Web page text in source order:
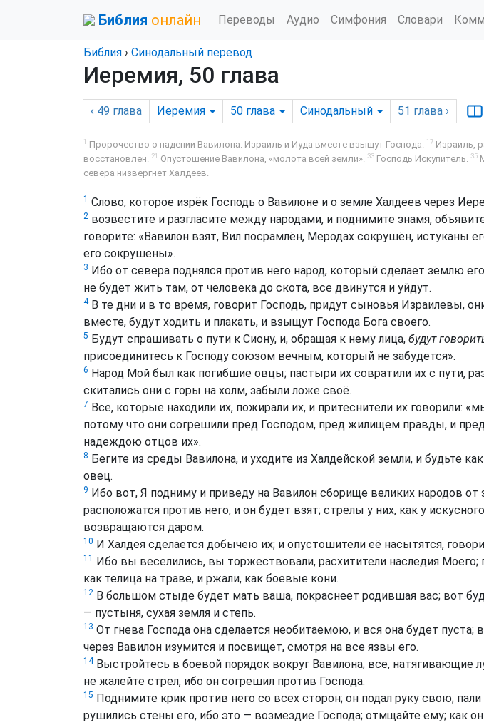
Библия онлайн Переводы Аудио Симфония Словари
Библия › Синодальный перевод
Иеремия, 50 глава
‹ 49 глава Иеремия 50 глава Синодальный 51 глава ›
1 Пророчество о падении Вавилона. Израиль и Иуда вместе взыщут Господа. 17 Израиль,
восстановлен. 21 Опустошение Вавилона, «молота всей земли». 33 Господь Искупитель. 35
севера низвергнет Халдеев.
1 Слово, которое изрёк Господь о Вавилоне и о земле Халдеев через
2 возвестите и разгласите между народами, и поднимите знамя,
говорите: «Вавилон взят, Вил посрамлён, Меродах сокрушён, истуканы
его сокрушены».
3 Ибо от севера поднялся против него народ, который сделает землю
не будет жить там, от человека до скота, все двинутся и уйдут.
4В те дни и в то время, говорит Господь, придут сыновья Израилевы,
вместе, будут ходить и плакать, и взыщут Господа Бога своего.
5 Будут спрашивать о пути к Сиону, и, обращая к нему лица, будут
присоединитесь к Господу союзом вечным, который не забудется».
6 Народ Мой был как погибшие овцы; пастыри их совратили их с пути,
скитались они с горы на холм, забыли ложе своё.
7 Все, которые находили их, пожирали их, и притеснители их говорили:
потому что они согрешили пред Господом, пред жилищем правды, и
надеждою отцов их».
8 Бегите из среды Вавилона, и уходите из Халдейской земли, и будьте
овец.
9 Ибо вот, Я подниму и приведу на Вавилон сборище великих народов от
расположатся против него, и он будет взят; стрелы у них, как у
возвращаются даром.
10 И Халдея сделается добычею их; и опустошители её насытятся,
11 Ибо вы веселились, вы торжествовали, расхитители наследия Моего;
как телица на траве, и ржали, как боевые кони.
12 В большом стыде будет мать ваша, покраснеет родившая вас; вот
— пустыня, сухая земля и степь.
13 От гнева Господа она сделается необитаемою, и вся она будет пуста;
через Вавилон изумится и посвищет, смотря на все язвы его.
14Выстройтесь в боевой порядок вокруг Вавилона; все, натягивающие
не жалейте стрел, ибо он согрешил против Господа.
15 Поднимите крик против него со всех сторон; он подал руку свою;
рушились стены его, ибо это — возмездие Господа; отмщайте ему; как